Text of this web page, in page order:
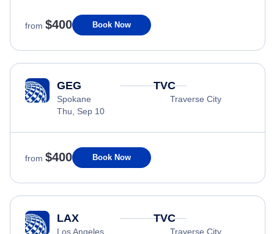
from $400 Book Now
GEG
Spokane
Thu, Sep 10
TVC
Traverse City
from $400 Book Now
LAX
Los Angeles
TVC
Traverse City